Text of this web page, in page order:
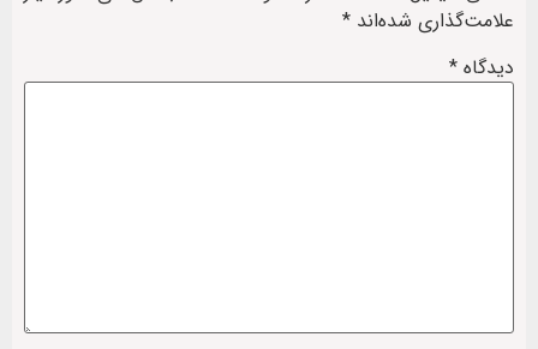
علامت‌گذاری شده‌اند *
دیدگاه *